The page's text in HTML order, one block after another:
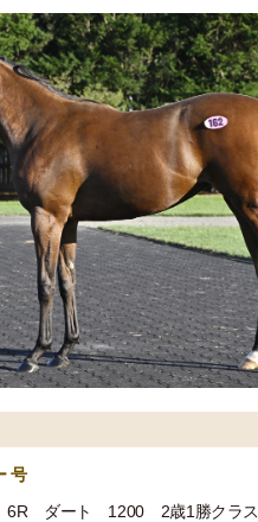
号
ダート 1200 2歳1勝クラス